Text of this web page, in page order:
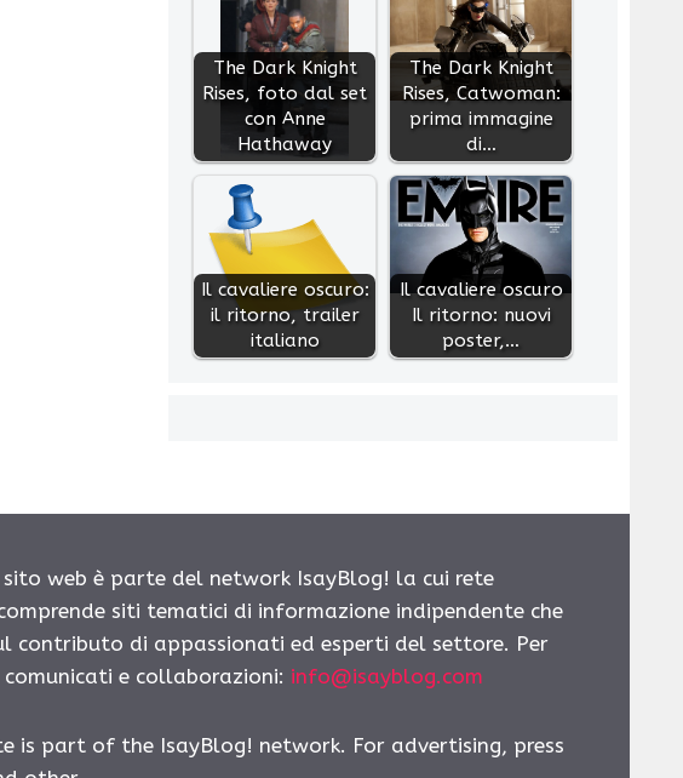
The Dark Knight
Rises, foto dal set
con Anne
Hathaway
The Dark Knight
Rises, Catwoman:
prima immagine
di…
Il cavaliere oscuro:
il ritorno, trailer
italiano
Il cavaliere oscuro
Il ritorno: nuovi
poster,…
sito web è parte del network IsayBlog! la cui rete
siti tematici di informazione indipendente che
contributo di appassionati ed esperti del settore. Per
e collaborazioni: info@isayblog.com
is part of the IsayBlog! network. For advertising, press